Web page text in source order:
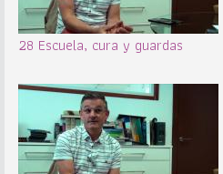
28 Escuela, cura y guardas